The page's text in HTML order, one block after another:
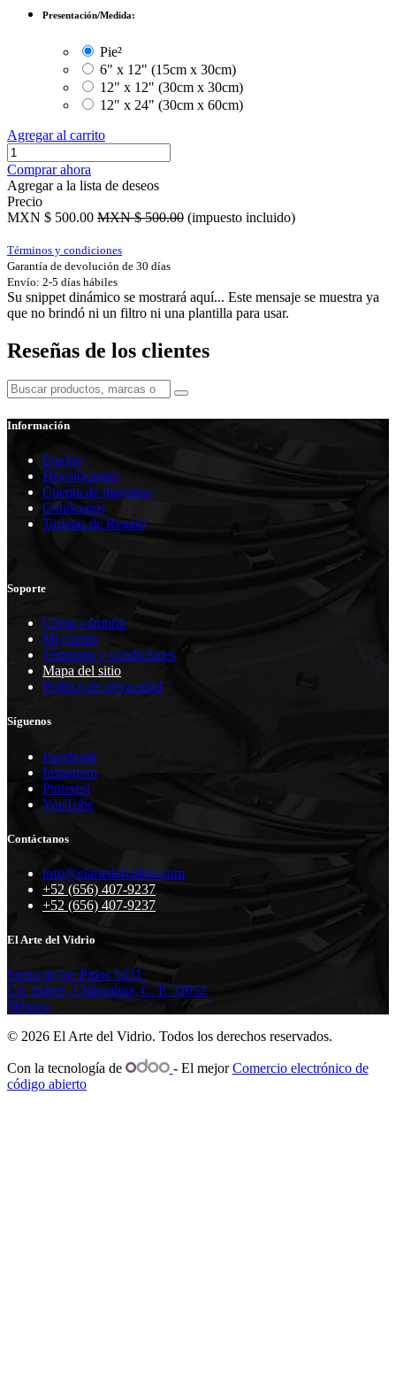
Presentación/Medida:
Pie²
6" x 12" (15cm x 30cm)
12" x 12" (30cm x 30cm)
12" x 24" (30cm x 60cm)
Agregar al carrito
Comprar ahora
Agregar a la lista de deseos
Precio
MXN $ 500.00 MXN $500.00 (impuesto incluido)
Términos y condiciones
Garantía de devolución de 30 días
Envío: 2-5 días hábiles
Su snippet dinámico se mostrará aquí... Este mensaje se muestra ya
que no brindó ni un filtro ni una plantilla para usar.
Reseñas de los clientes
Información
Envíos
Devoluciones
Cuenta de mayoreo
Conócenos
Tarjetas de Regalo
Soporte
Cómo comprar
Mi cuenta
Términos y condiciones
Mapa del sitio
Política de privacidad
Síguenos
Facebook
Instagram
Pinterest
YouTube
Contáctanos
info@elartedelvidrio.com
+52 (656) 407-9237
+52 (656) 407-9237
El Arte del Vidrio
Sierra de los Pinos 5231
Cd. Juárez, Chihuahua, C. P. 32652
México
© 2026 El Arte del Vidrio. Todos los derechos reservados.
Con la tecnología de - El mejorComercio electrónico de
código abierto